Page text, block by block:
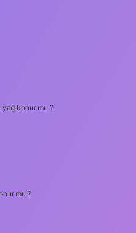
konur mu ?
mu ?